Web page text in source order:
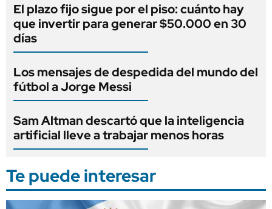
El plazo fijo sigue por el piso: cuánto hay
que invertir para generar $50.000 en 30
días
Los mensajes de despedida del mundo del
fútbol a Jorge Messi
Sam Altman descartó que la inteligencia
artificial lleve a trabajar menos horas
Te puede interesar